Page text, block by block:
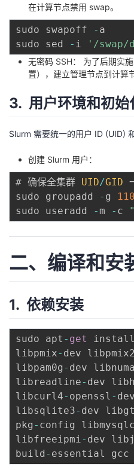
在计算节点禁用 swap。
sudo swapoff - a
sudo sed
- i '/swap/
无密码 SSH： 为了后期实
置），建立管理节点到计算
3. 用户环境和初始
Slurm 需要统一的用户 ID (UID)
创建 Slurm 用户：
# 确保全集群 UID/GID
sudo groupadd
- g
sudo useradd
- m - c
二、编译和安
1. 依赖安装
sudo apt - get install
libpmix- dev
libpam0g - dev libnuma
libreadline- dev
libcurl4- openssl -
libsqlite3- dev
pkg - config
libfreeipmi- dev
build - essential gcc